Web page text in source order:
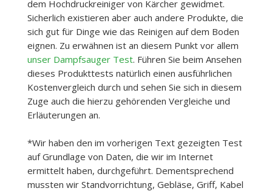
dem Hochdruckreiniger von Kärcher gewidmet.
Sicherlich existieren aber auch andere Produkte, die
sich gut für Dinge wie das Reinigen auf dem Boden
eignen. Zu erwähnen ist an diesem Punkt vor allem
unser Dampfsauger Test. Führen Sie beim Ansehen
dieses Produkttests natürlich einen ausführlichen
Kostenvergleich durch und sehen Sie sich in diesem
Zuge auch die hierzu gehörenden Vergleiche und
Erläuterungen an.
*Wir haben den im vorherigen Text gezeigten Test
auf Grundlage von Daten, die wir im Internet
ermittelt haben, durchgeführt. Dementsprechend
mussten wir Standvorrichtung, Gebläse, Griff, Kabel